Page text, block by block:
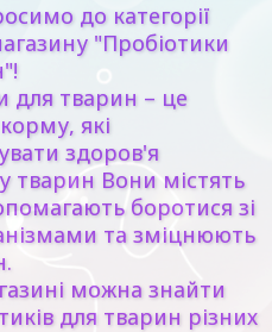
до категорії
"Пробіотики
для тварин – це
які
здоров'я
тварин Вони містять
боротися зі
та зміцнюють
можна знайти
для тварин різних